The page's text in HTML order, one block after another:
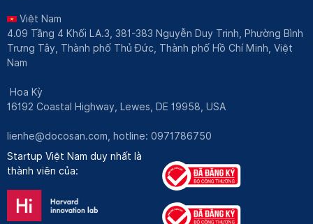
Việt Nam
4.09 Tầng 4 Khối LA.3, 381-383 Nguyễn Duy Trinh, Phường Bình
Trưng Tây, Thành phố Thủ Đức, Thành phố Hồ Chí Minh, Việt
Nam
Hoa Kỳ
16192 Coastal Highway, Lewes, DE 19958, USA
lienhe@docosan.com , hotline: 0971786750
Startup Việt Nam duy nhất là
thành viên của: